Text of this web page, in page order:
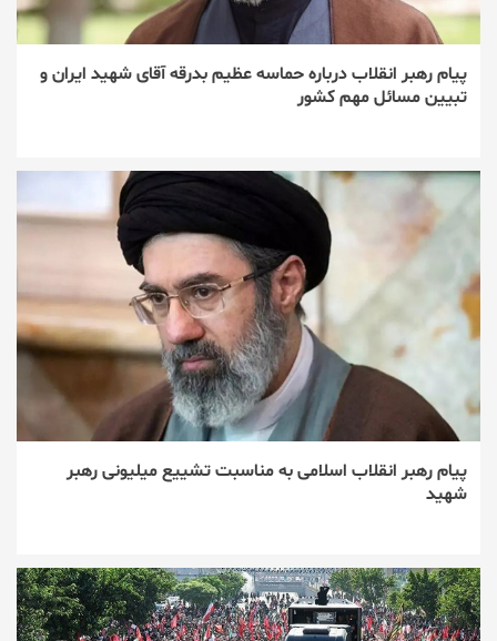
پیام رهبر انقلاب درباره حماسه عظیم بدرقه آقای شهید ایران و
تبیین مسائل مهم کشور
پیام رهبر انقلاب اسلامی به مناسبت تشییع میلیونی رهبر
شهید